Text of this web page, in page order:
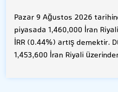
Pazar 9 Ağustos 2026
piyasada 1,460,000 İran
İRR (0.44%) artış demektir.
1,453,600 İran Riyali